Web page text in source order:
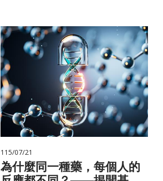
115/07/21
為什麼同一種藥，每個人的